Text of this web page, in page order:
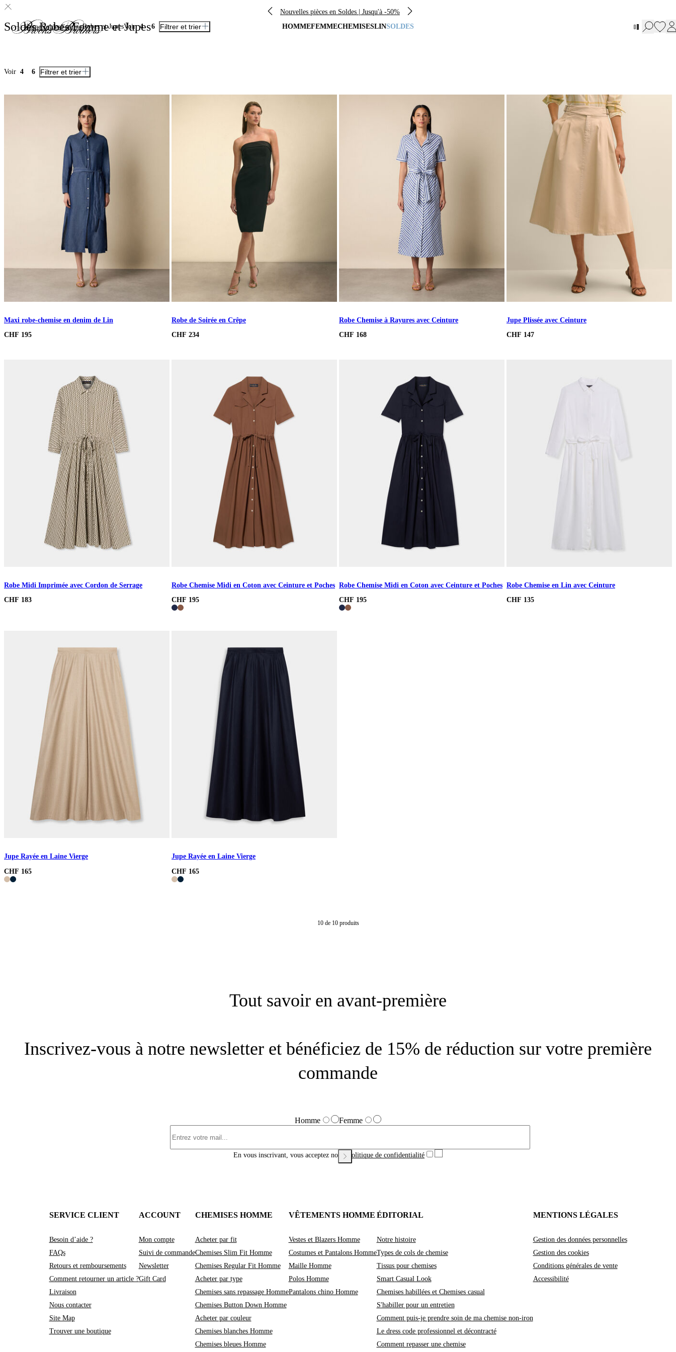
Nouvelles pièces en Soldes | Jusqu'à -50%
HOMMEFEMMECHEMISESLINSOLDES
HomeSoldesFemmeRobes et JupesVoir 4 6 Filtrer et trier
Soldes Robes Femme et Jupes
Voir 4 6 Filtrer et trier
Maxi robe-chemise en denim de Lin
CHF 195
Robe de Soirée en Crêpe
CHF 234
Robe Chemise à Rayures avec Ceinture
CHF 168
Jupe Plissée avec Ceinture
CHF 147
Robe Midi Imprimée avec Cordon de Serrage
CHF 183
Robe Chemise Midi en Coton avec Ceinture et Poches
CHF 195
Robe Chemise Midi en Coton avec Ceinture et Poches
CHF 195
Robe Chemise en Lin avec Ceinture
CHF 135
Jupe Rayée en Laine Vierge
CHF 165
Jupe Rayée en Laine Vierge
CHF 165
10de 10produits
Tout savoir en avant-première
Inscrivez-vous à notre newsletter et bénéficiez de 15% de réduction sur votre première
commande
Homme Femme
En vous inscrivant, vous acceptez notre Politique de confidentialité
SERVICE CLIENT
Besoin d’aide ?
FAQs
Retours et remboursements
Comment retourner un article ?
Livraison
Nous contacter
Site Map
Trouver une boutique
ACCOUNT
Mon compte
Suivi de commande
Newsletter
Gift Card
CHEMISES HOMME
Acheter par fit
Chemises Slim Fit Homme
Chemises Regular Fit Homme
Acheter par type
Chemises sans repassage Homme
Chemises Button Down Homme
Acheter par couleur
Chemises blanches Homme
Chemises bleues Homme
VÊTEMENTS HOMME
Vestes et Blazers Homme
Costumes et Pantalons Homme
Maille Homme
Polos Homme
Pantalons chino Homme
ÉDITORIAL
Notre histoire
Types de cols de chemise
Tissus pour chemises
Smart Casual Look
Chemises habillées et Chemises casual
S'habiller pour un entretien
Comment puis-je prendre soin de ma chemise non-iron
Le dress code professionnel et décontracté
Comment repasser une chemise
MENTIONS LÉGALES
Gestion des données personnelles
Gestion des cookies
Conditions générales de vente
Accessibilité